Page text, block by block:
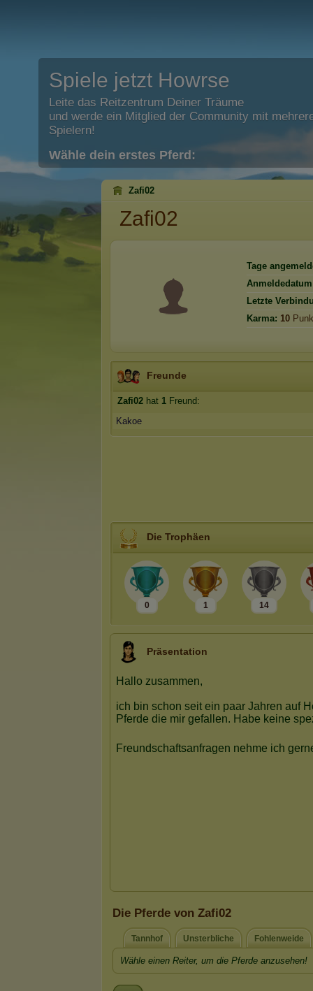
Spiele jetzt Howrse
Leite das Reitzentrum Deiner Träume
und werde ein Mitglied der Community mit
Spielern!
Wähle dein erstes Pferd:
Zafi02
Zafi02
Tage
Letzte
Karma: 10
Freunde
Zafi02 hat 1 Freund:
Kakoe
Die Trophäen
0 1 14
Präsentation
Die Pferde von Zafi02
Tannhof Unsterbliche Fohlenweide
Wähle einen Reiter, um die Pferde anzusehen!